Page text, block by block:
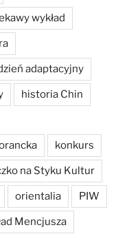
wykład
adaptacyjny
historia Chin
konkurs
na Styku Kultur
orientalia PIW
Mencjusza